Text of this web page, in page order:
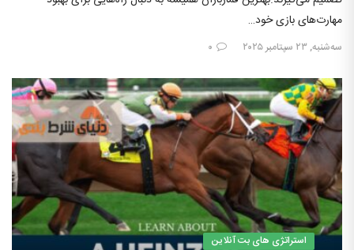
مهارت‌های بازی خود…
سه‌شنبه, ۲۳ سپتامبر ۲۰۲۵ ۰
استراتژی های بت آنلاین